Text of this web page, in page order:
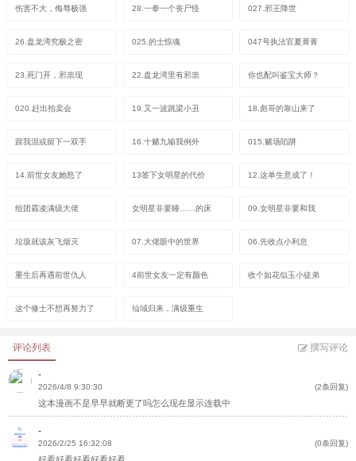
伤害不大，侮辱极强 28.一拳一个丧尸怪 027.邪王降世
26.盘龙湾究极之密 025.的士惊魂 047号执法官夏菁菁
23.死门开，邪祟现 22.盘龙湾里有邪祟 你也配叫鉴宝大师？
020.赶出拍卖会 19.又一波跳梁小丑 18.彪哥的靠山来了
跟我混或留下一双手 16.十赌九输我例外 015.赌场陷阱
14.前世女友她怒了 13签下女明星的代价 12.这单生意成了！
组团霸凌满级大佬 女明星非要睡……的床 09.女明星非要和我
垃圾就该灰飞烟灭 07.大佬眼中的世界 06.先收点小利息
重生后再遇前世仇人 4前世女友一定有颜色 收个如花似玉小徒弟
这个修士不想再努力了 仙域归来，满级重生
评论列表 撰写评论
-
2026/4/8 9:30:30 (2条回复)
这本漫画不是早早就断更了吗怎么现在显示连载中
-
2026/2/25 16:32:08 (0条回复)